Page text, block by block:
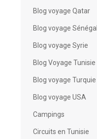
Blog voyage Qatar
Blog voyage Sénégal
Blog voyage Syrie
Blog Voyage Tunisie
Blog voyage Turquie
Blog voyage USA
Campings
Circuits en Tunisie